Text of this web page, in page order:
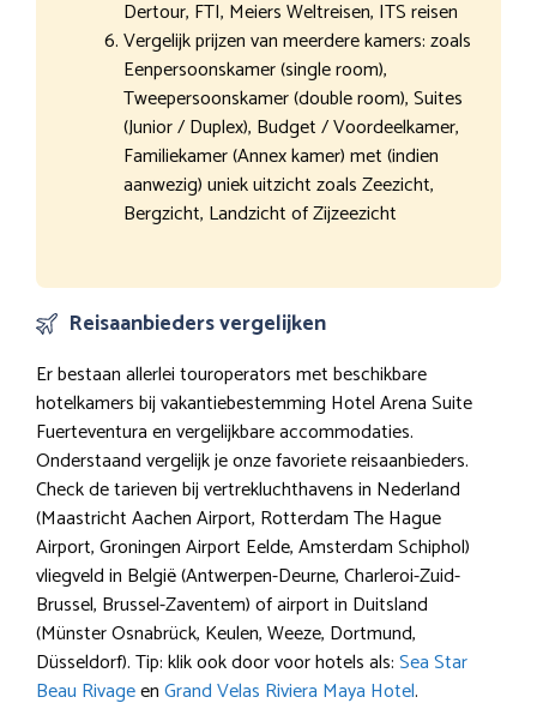
Dertour, FTI, Meiers Weltreisen, ITS reisen
Vergelijk prijzen van meerdere kamers: zoals
Eenpersoonskamer (single room),
Tweepersoonskamer (double room), Suites
(Junior / Duplex), Budget / Voordeelkamer,
Familiekamer (Annex kamer) met (indien
aanwezig) uniek uitzicht zoals Zeezicht,
Bergzicht, Landzicht of Zijzeezicht
Reisaanbieders vergelijken
Er bestaan allerlei touroperators met beschikbare
hotelkamers bij vakantiebestemming Hotel Arena Suite
Fuerteventura en vergelijkbare accommodaties.
Onderstaand vergelijk je onze favoriete reisaanbieders.
Check de tarieven bij vertrekluchthavens in Nederland
(Maastricht Aachen Airport, Rotterdam The Hague
Airport, Groningen Airport Eelde, Amsterdam Schiphol)
vliegveld in België (Antwerpen-Deurne, Charleroi-Zuid-
Brussel, Brussel-Zaventem) of airport in Duitsland
(Münster Osnabrück, Keulen, Weeze, Dortmund,
Düsseldorf). Tip: klik ook door voor hotels als:Sea Star
Beau RivageenGrand Velas Riviera Maya Hotel.